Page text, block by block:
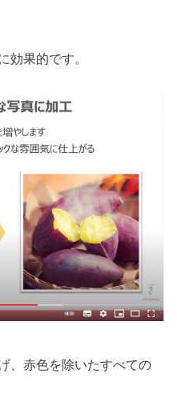
効果的です。
、赤色を除いたすべての